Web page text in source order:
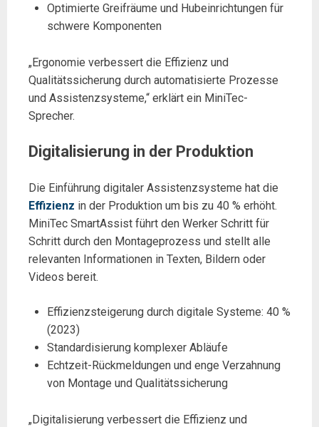
Optimierte Greifräume und Hubeinrichtungen für
schwere Komponenten
„Ergonomie verbessert die Effizienz und
Qualitätssicherung durch automatisierte Prozesse
und Assistenzsysteme,“ erklärt ein MiniTec-
Sprecher.
Digitalisierung in der Produktion
Die Einführung digitaler Assistenzsysteme hat die
Effizienz in der Produktion um bis zu 40 % erhöht.
MiniTec SmartAssist führt den Werker Schritt für
Schritt durch den Montageprozess und stellt alle
relevanten Informationen in Texten, Bildern oder
Videos bereit.
Effizienzsteigerung durch digitale Systeme: 40 %
(2023)
Standardisierung komplexer Abläufe
Echtzeit-Rückmeldungen und enge Verzahnung
von Montage und Qualitätssicherung
„Digitalisierung verbessert die Effizienz und